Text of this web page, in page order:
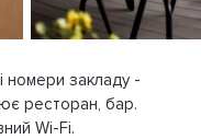
номери закладу -
ресторан, бар.
Wi-Fi.